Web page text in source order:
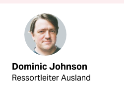
Dominic Johnson
Ressortleiter Ausland